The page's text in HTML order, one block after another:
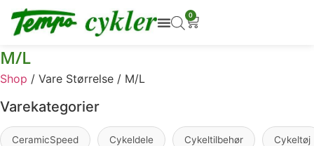
0
M/L
Shop / Vare Størrelse / M/L
Varekategorier
CeramicSpeed Cykeldele Cykeltilbehør Cykeltøj